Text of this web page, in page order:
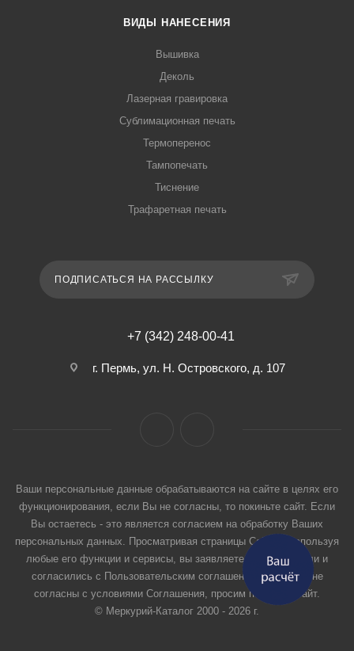
ВИДЫ НАНЕСЕНИЯ
Вышивка
Деколь
Лазерная гравировка
Сублимационная печать
Термоперенос
Тампопечать
Тиснение
Трафаретная печать
ПОДПИСАТЬСЯ НА РАССЫЛКУ
+7 (342) 248-00-41
г. Пермь, ул. Н. Островского, д. 107
Ваши персональные данные обрабатываются на сайте в целях его
функционирования, если Вы не согласны, то покиньте сайт. Если
Вы остаетесь - это является согласием на обработку Ваших
персональных данных. Просматривая страницы Сайта и используя
любые его функции и сервисы, вы заявляете, что прочитали и
согласились с Пользовательским соглашением. Если вы не
согласны с условиями Соглашения, просим покинуть Сайт.
© Меркурий-Каталог 2000 - 2026 г.